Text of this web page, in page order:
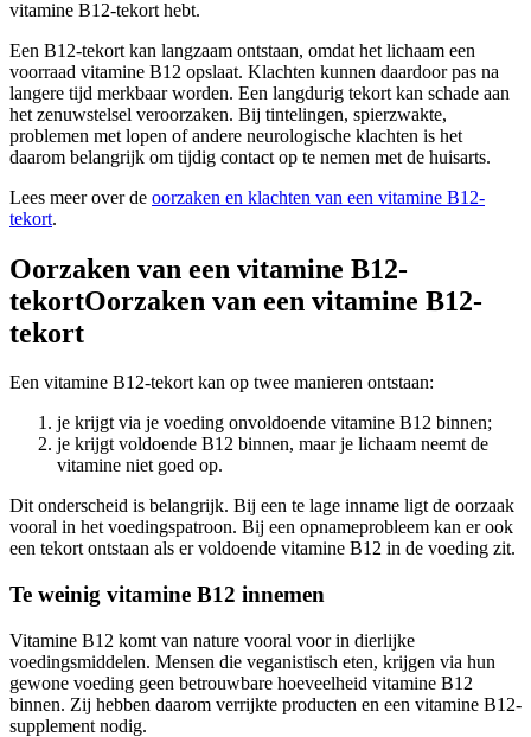
vitamine B12-tekort hebt.
Een B12-tekort kan langzaam ontstaan, omdat het lichaam een
voorraad vitamine B12 opslaat. Klachten kunnen daardoor pas na
langere tijd merkbaar worden. Een langdurig tekort kan schade aan
het zenuwstelsel veroorzaken. Bij tintelingen, spierzwakte,
problemen met lopen of andere neurologische klachten is het
daarom belangrijk om tijdig contact op te nemen met de huisarts.
Lees meer over de oorzaken en klachten van een vitamine B12-
tekort.
Oorzaken van een vitamine B12-
tekortOorzaken van een vitamine B12-
tekort
Een vitamine B12-tekort kan op twee manieren ontstaan:
je krijgt via je voeding onvoldoende vitamine B12 binnen;
je krijgt voldoende B12 binnen, maar je lichaam neemt de
vitamine niet goed op.
Dit onderscheid is belangrijk. Bij een te lage inname ligt de oorzaak
vooral in het voedingspatroon. Bij een opnameprobleem kan er ook
een tekort ontstaan als er voldoende vitamine B12 in de voeding zit.
Te weinig vitamine B12 innemen
Vitamine B12 komt van nature vooral voor in dierlijke
voedingsmiddelen. Mensen die veganistisch eten, krijgen via hun
gewone voeding geen betrouwbare hoeveelheid vitamine B12
binnen. Zij hebben daarom verrijkte producten en een vitamine B12-
supplement nodig.